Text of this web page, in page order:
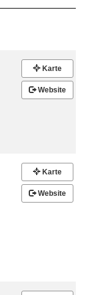
Karte
Website
Karte
Website